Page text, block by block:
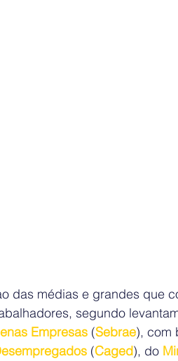
das médias e grandes que
segundo
Empresas (Sebrae), com
(Caged), do